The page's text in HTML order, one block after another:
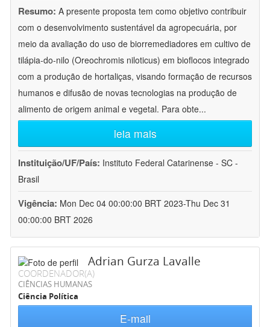
Resumo: A presente proposta tem como objetivo contribuir
com o desenvolvimento sustentável da agropecuária, por
meio da avaliação do uso de biorremediadores em cultivo de
tilápia-do-nilo (Oreochromis niloticus) em bioflocos integrado
com a produção de hortaliças, visando formação de recursos
humanos e difusão de novas tecnologias na produção de
alimento de origem animal e vegetal. Para obte...
leia mais
Instituição/UF/País: Instituto Federal Catarinense - SC -
Brasil
Vigência: Mon Dec 04 00:00:00 BRT 2023-Thu Dec 31
00:00:00 BRT 2026
Adrian Gurza Lavalle
COORDENADOR(A)
CIÊNCIAS HUMANAS
Ciência Política
E-mail